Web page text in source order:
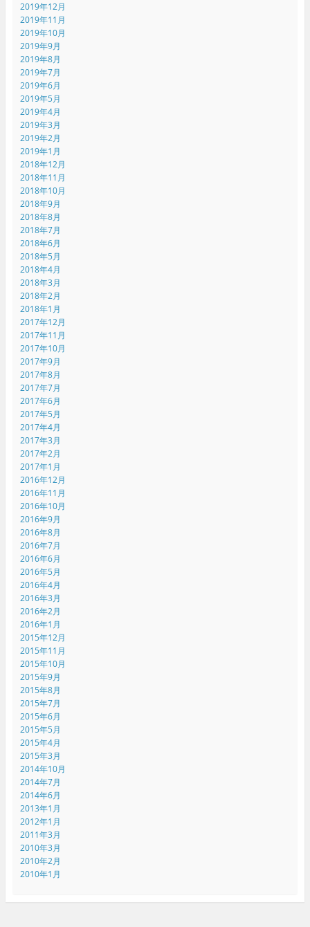
2019年12月
2019年11月
2019年10月
2019年9月
2019年8月
2019年7月
2019年6月
2019年5月
2019年4月
2019年3月
2019年2月
2019年1月
2018年12月
2018年11月
2018年10月
2018年9月
2018年8月
2018年7月
2018年6月
2018年5月
2018年4月
2018年3月
2018年2月
2018年1月
2017年12月
2017年11月
2017年10月
2017年9月
2017年8月
2017年7月
2017年6月
2017年5月
2017年4月
2017年3月
2017年2月
2017年1月
2016年12月
2016年11月
2016年10月
2016年9月
2016年8月
2016年7月
2016年6月
2016年5月
2016年4月
2016年3月
2016年2月
2016年1月
2015年12月
2015年11月
2015年10月
2015年9月
2015年8月
2015年7月
2015年6月
2015年5月
2015年4月
2015年3月
2014年10月
2014年7月
2014年6月
2013年1月
2012年1月
2011年3月
2010年3月
2010年2月
2010年1月